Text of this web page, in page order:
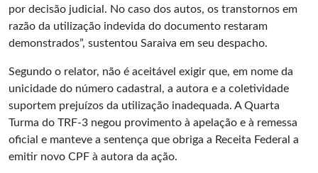
por decisão judicial. No caso dos autos, os transtornos em
razão da utilização indevida do documento restaram
demonstrados”, sustentou Saraiva em seu despacho.
Segundo o relator, não é aceitável exigir que, em nome da
unicidade do número cadastral, a autora e a coletividade
suportem prejuízos da utilização inadequada. A Quarta
Turma do TRF-3 negou provimento à apelação e à remessa
oficial e manteve a sentença que obriga a Receita Federal a
emitir novo CPF à autora da ação.